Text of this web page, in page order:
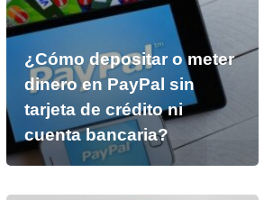
¿Cómo depositar o meter
dinero en PayPal sin
tarjeta de crédito ni
cuenta bancaria?